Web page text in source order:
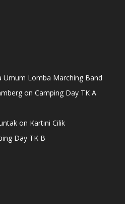
Umum Lomba Marching Band
on Camping Day TK A
on Kartini Cilik
Day TK B